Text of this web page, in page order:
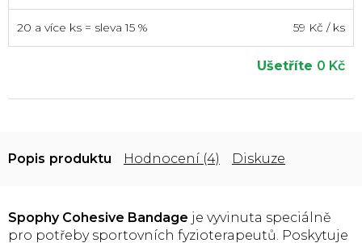
20 a více ks = sleva 15 % 59 Kč / ks
Ušetříte 0 Kč
Popis Hodnocení (4) Diskuze
Spophy Cohesive Bandage je vyvinuta speciálně
pro potřeby sportovních fyzioterapeutů. Poskytuje